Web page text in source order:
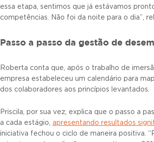
essa etapa, sentimos que já estávamos
competências. Não foi da noite para o dia”,
Passo a passo da gestão de
Roberta conta que, após o trabalho de
empresa estabeleceu um calendário para
dos colaboradores aos princípios levantados.
Priscila, por sua vez, explica que o passo a
a cada estágio, apresentando resultados
iniciativa fechou o ciclo de maneira positiva.